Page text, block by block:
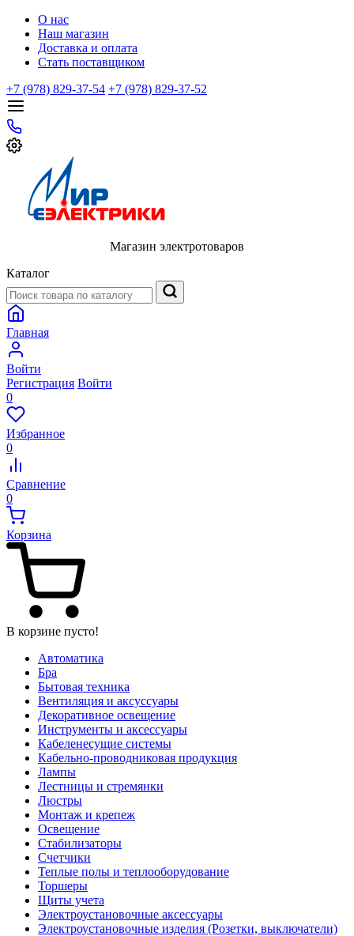
О нас
Наш магазин
Доставка и оплата
Стать поставщиком
+7 (978) 829-37-54 +7 (978) 829-37-52
Магазин электротоваров
Каталог
Главная
Войти
Регистрация Войти
0
Избранное
0
Сравнение
0
Корзина
В корзине пусто!
Автоматика
Бра
Бытовая техника
Вентиляция и аксуссуары
Декоративное освещение
Инструменты и аксессуары
Кабеленесущие системы
Кабельно-проводниковая продукция
Лампы
Лестницы и стремянки
Люстры
Монтаж и крепеж
Освещение
Стабилизаторы
Счетчики
Теплые полы и теплооборудование
Торшеры
Щиты учета
Электроустановочные аксессуары
Электроустановочные изделия (Розетки, выключатели)